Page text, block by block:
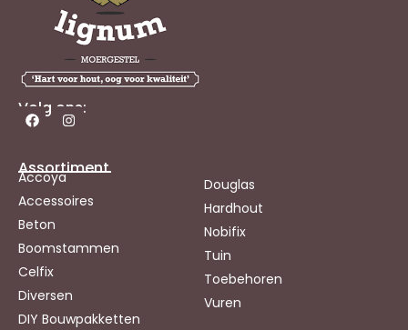
Volg ons:
Assortiment
Accoya
Accessoires
Beton
Boomstammen
Celfix
Diversen
DIY Bouwpakketten
Douglas
Hardhout
Nobifix
Tuin
Toebehoren
Vuren